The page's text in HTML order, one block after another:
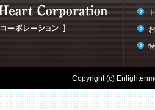
Copyright (c)